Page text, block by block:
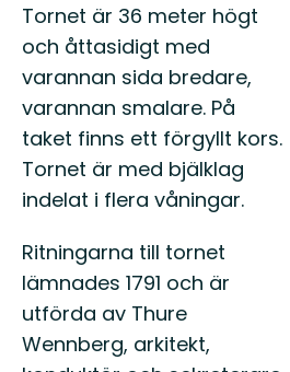
Tornet är 36 meter högt
och åttasidigt med
varannan sida bredare,
varannan smalare. På
taket finns ett förgyllt kors.
Tornet är med bjälklag
indelat i flera våningar.
Ritningarna till tornet
lämnades 1791 och är
utförda av Thure
Wennberg, arkitekt,